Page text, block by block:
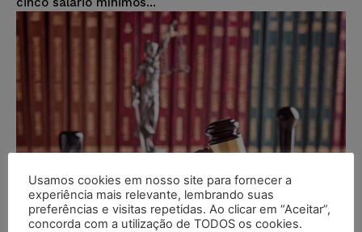
Usamos cookies em nosso site para fornecer a
experiência mais relevante, lembrando suas
preferências e visitas repetidas. Ao clicar em “Aceitar”,
concorda com a utilização de TODOS os cookies.